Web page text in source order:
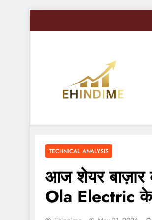
Smarter Investments,
TECHNICAL ANALYSIS
आज शेयर बाज़ार
Ola Electric के